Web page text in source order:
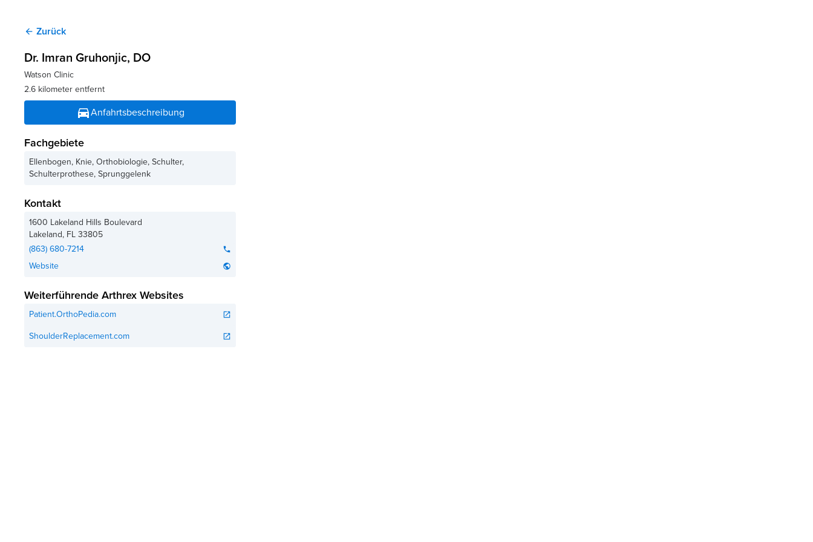
arrow_back Zurück
Dr. Imran Gruhonjic, DO
Watson Clinic
2.6 kilometer entfernt
directions_carAnfahrtsbeschreibung
Fachgebiete
Ellenbogen, Knie, Orthobiologie, Schulter,
Schulterprothese, Sprunggelenk
Kontakt
1600 Lakeland Hills Boulevard
Lakeland, FL33805
(863) 680-7214
phone
Website public
Weiterführende Arthrex Websites
Patient.OrthoPedia.com open_in_new
ShoulderReplacement.com open_in_new